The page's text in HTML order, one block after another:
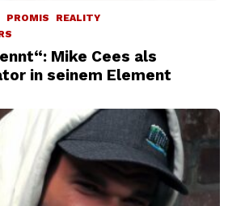
PROMIS
REALITY
Mike Cees als
in seinem Element